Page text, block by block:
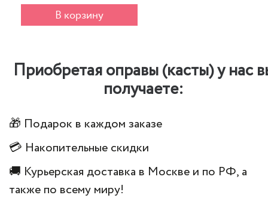
В корзину
Приобретая оправы (касты) у нас
получаете:
🎁 Подарок в каждом заказе
💳 Накопительные скидки
🚚 Курьерская доставка в Москве и по РФ, а
также по всему миру!